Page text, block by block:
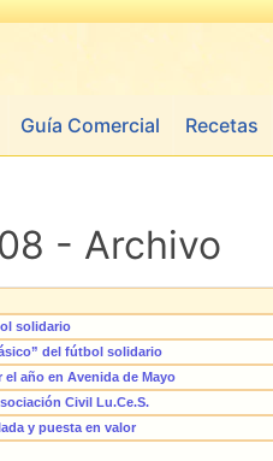
Guía Comercial Recetas
- Archivo
solidario
del fútbol solidario
año en Avenida de Mayo
Civil Lu.Ce.S.
y puesta en valor